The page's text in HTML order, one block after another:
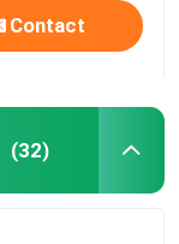
Contact
(32)